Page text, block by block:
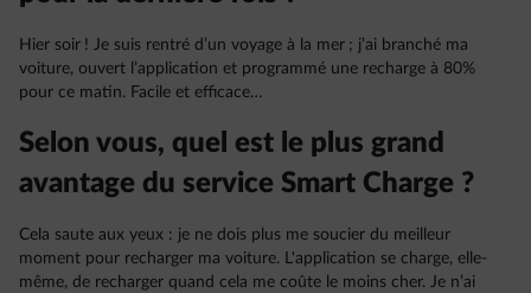
Hier soir ! Je suis rentré d’un voyage à la mer ; j’ai branché ma
voiture, ouvert l’application et programmé une recharge à 80%
pour ce matin. Facile et efficace…
Selon vous, quel est le plus grand
avantage du service Smart Charge ?
Cela saute aux yeux : je ne dois plus me soucier du meilleur
moment pour recharger ma voiture. L'application se charge, elle-
même, de recharger quand cela me coûte le moins cher. Je n’ai